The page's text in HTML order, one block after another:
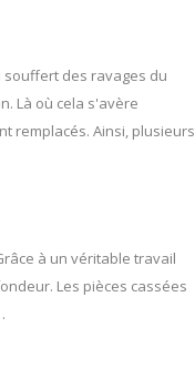
souffert des ravages du
Là où cela s'avère
remplacés. Ainsi, plusieurs
à un véritable travail
Les pièces cassées